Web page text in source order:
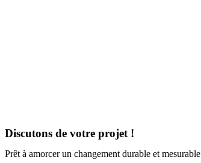
Discutons de votre projet !
Prêt à amorcer un changement durable et